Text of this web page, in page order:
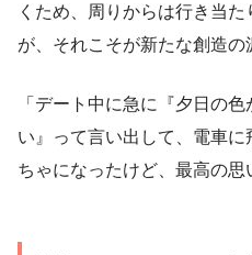
くため、周りからは行き当
が、それこそが新たな創造の
「デート中に急に『夕日の
い』って言い出して、電車に
ちゃになったけど、最高の思